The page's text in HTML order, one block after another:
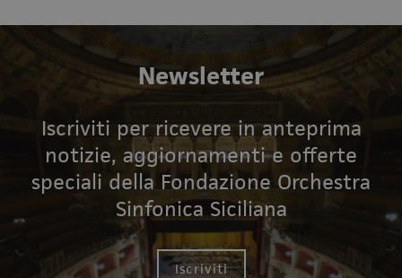
Newsletter
Iscriviti per ricevere in anteprima
notizie, aggiornamenti e offerte
speciali della Fondazione Orchestra
Sinfonica Siciliana
Iscriviti